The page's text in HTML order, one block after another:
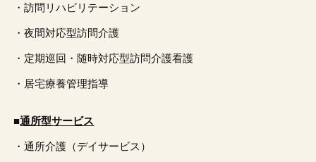
・訪問リハビリテーション
・夜間対応型訪問介護
・定期巡回・随時対応型訪問介護看護
・居宅療養管理指導
■通所型サービス
・通所介護（デイサービス）